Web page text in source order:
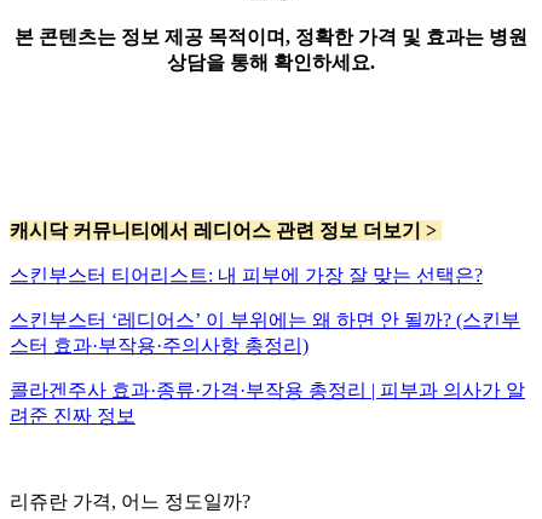
본 콘텐츠는 정보 제공 목적이며, 정확한 가격 및 효과는 병원
상담을 통해 확인하세요.
캐시닥 커뮤니티에서 레디어스 관련 정보 더보기 >
스킨부스터 티어리스트: 내 피부에 가장 잘 맞는 선택은?
스킨부스터 ‘레디어스’ 이 부위에는 왜 하면 안 될까? (스킨부
스터 효과·부작용·주의사항 총정리)
콜라겐주사 효과·종류·가격·부작용 총정리 | 피부과 의사가 알
려준 진짜 정보
리쥬란 가격, 어느 정도일까?